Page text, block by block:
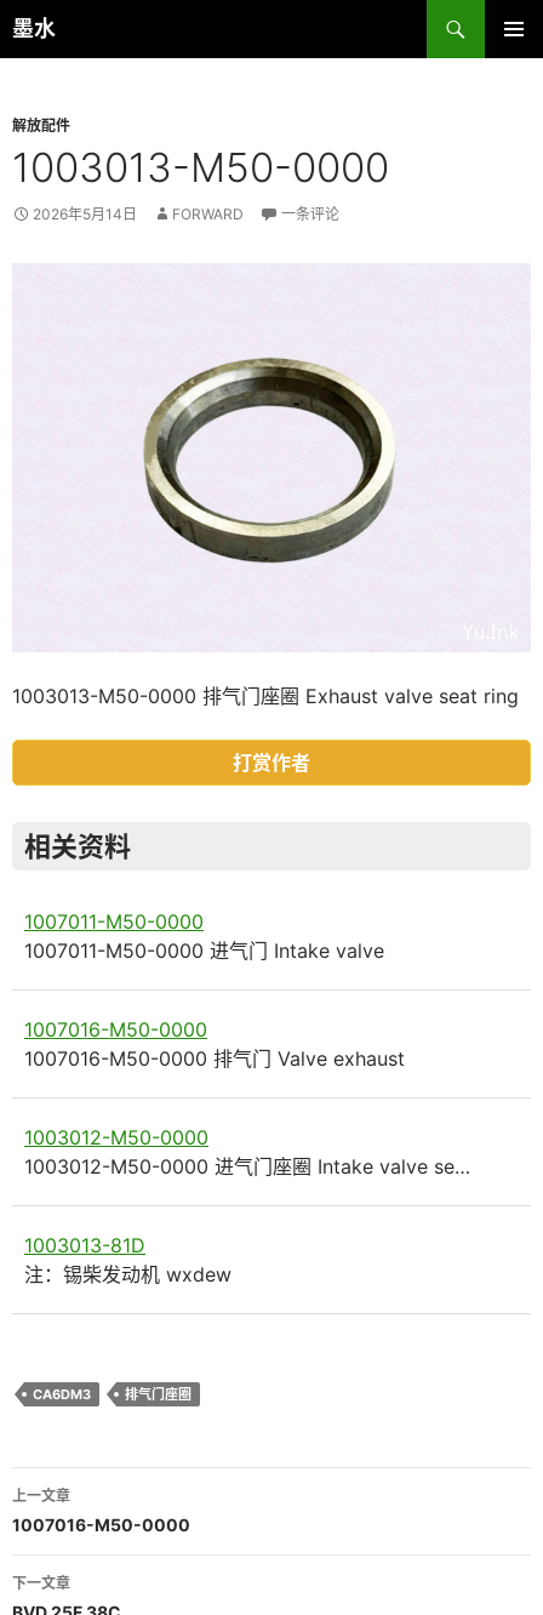
跳
至
墨水
搜
索
解放配件
1003013-M50-0000
2026年5月14日 FORWARD 一条评论
1003013-M50-0000 排气门座圈 Exhaust valve seat ring
打赏作者
相关资料
1007011-M50-0000
1007011-M50-0000 进气门 Intake valve
1007016-M50-0000
1007016-M50-0000 排气门 Valve exhaust
1003012-M50-0000
1003012-M50-0000 进气门座圈 Intake valve se…
1003013-81D
注：锡柴发动机 wxdew
CA6DM3 排气门座圈
文
章
导
上一文章
1007016-M50-0000
下一文章